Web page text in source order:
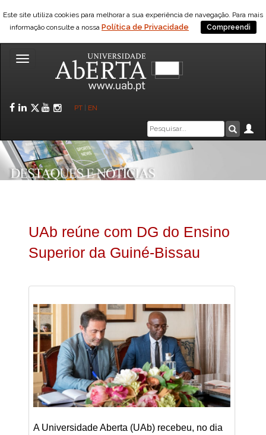
Este site utiliza cookies para melhorar a sua experiência de navegação. Para mais
informação consulte a nossa Política de Privacidade Compreendi
Toggle
Facebook
LinkedIn
Twitter
YouTube
Instagram
PT EN
Caixa
de
pesquisa
UAb reúne com DG do Ensino
Superior da Guiné-Bissau
A Universidade Aberta (UAb) recebeu, no dia